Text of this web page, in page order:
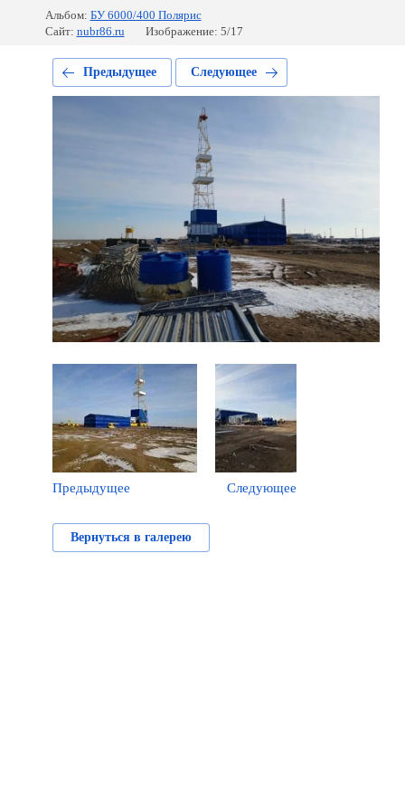
Альбом: БУ 6000/400 Полярис
Сайт: nubr86.ru Изображение: 5/17
Предыдущее Следующее
Предыдущее Следующее
Вернуться в галерею